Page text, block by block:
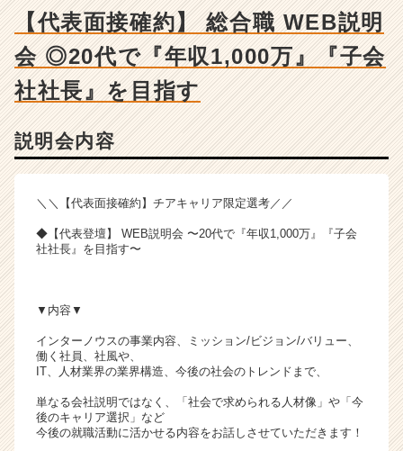
ャ
ー・
成
長
企
業
ス
カ
ウ
が
イ
ト
ア
キ
ャ
【代表面接確約】 総合職 WEB説明
会 ◎20代で『年収1,000万』『子会
社社長』を目指す
説明会内容
＼＼【代表面接確約】チアキャリア限定選考／／
◆【代表登壇】 WEB説明会 〜20代で『年収1,000万』『子会
社社長』を目指す〜
▼内容▼
インターノウスの事業内容、ミッション/ビジョン/バリュー、
働く社員、社風や、
IT、人材業界の業界構造、今後の社会のトレンドまで、
単なる会社説明ではなく、「社会で求められる人材像」や「今
後のキャリア選択」など
今後の就職活動に活かせる内容をお話しさせていただきます！